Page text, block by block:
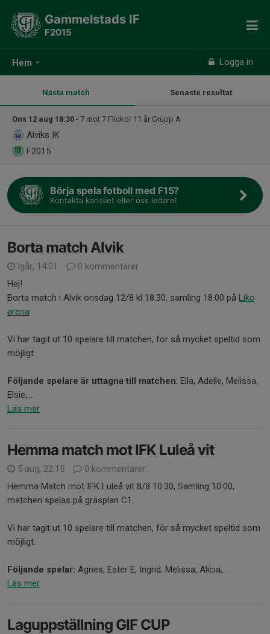
Hem Logga in
Gammelstads IF
F2015
Nästa match Senaste resultat
Ons 12 aug 18:30 - 7 mot 7 Flickor 11 år Grupp A
Alviks IK
F2015
Börja spela fotboll med F15?
Kontakta kansliet eller oss ledare!
Borta match Alvik
Igår, 14:01
0 kommentarer
Hej!
Borta match i Alvik onsdag 12/8 kl 18.30, samling 18.00 på Liko
arena
Vi har tagit ut 10 spelare till matchen, för så mycket speltid som
möjligt.
Följande spelare är uttagna till matchen: Ella, Adelle, Melissa,
Elsie,...
Läs mer
Hemma match mot IFK Luleå vit
5 aug, 22:15
0 kommentarer
Hemma Match mot IFK Luleå vit 8/8 10:30, Samling 10:00,
matchen spelas på gräsplan C1.
Vi har tagit ut 10 spelare till matchen, för så mycket speltid som
möjligt.
Följande spelar: Agnes, Ester E, Ingrid, Melissa, Alicia,...
Läs mer
Laguppställning GIF CUP